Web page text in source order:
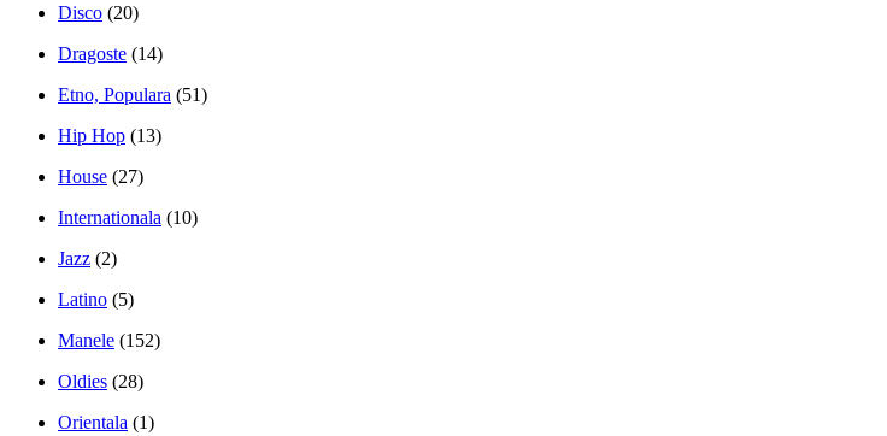
Disco (20)
Dragoste (14)
Etno, Populara (51)
Hip Hop (13)
House (27)
Internationala (10)
Jazz (2)
Latino (5)
Manele (152)
Oldies (28)
Orientala (1)